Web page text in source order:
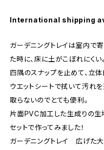
International shipping
ガーデニングトレイは室内で
た時に、床に土がこぼれにくい
四隅のスナップを止めて、立
ウエットシートで拭いて汚れ
取らないのでとても便利。
片面PVC加工した生成りの生
セットで作ってみました！
ガーデニングトレイ 広げた